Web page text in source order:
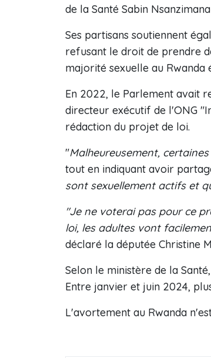
de la Santé Sabin
Ses partisans soutiennent
refusant le droit de prendre
majorité sexuelle au Rwanda
En 2022, le Parlement avait
directeur exécutif de l'ONG
rédaction du projet de loi.
"Malheureusement,
tout en indiquant avoir
sont sexuellement actifs et
"Je ne voterai pas pour ce
loi, les adultes vont
déclaré la députée Christine
Selon le ministère de la
Entre janvier et juin 2024,
L'avortement au Rwanda